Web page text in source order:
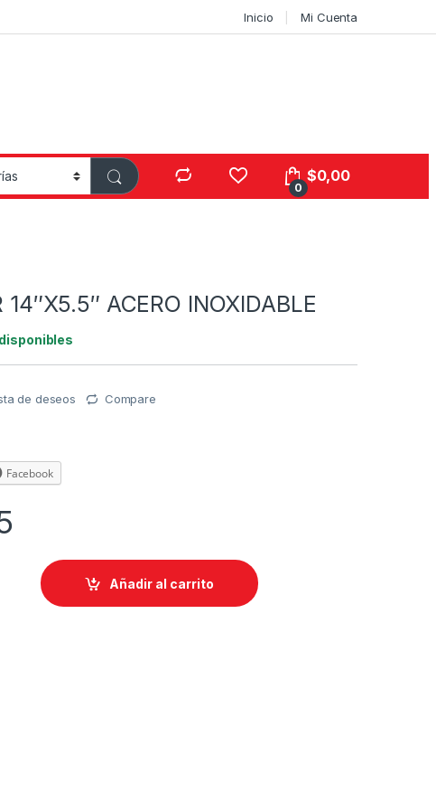
Inicio Mi Cuenta
0
$0,00
14″X5.5″ ACERO INOXIDABLE
disponibles
de deseos Compare
Facebook
Añadir al carrito